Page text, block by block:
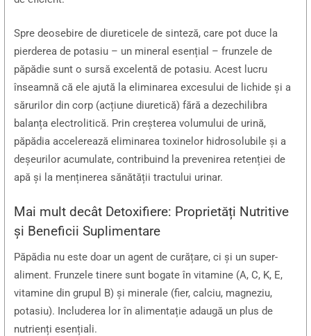
Spre deosebire de diureticele de sinteză, care pot duce la
pierderea de potasiu – un mineral esențial – frunzele de
păpădie sunt o sursă excelentă de potasiu. Acest lucru
înseamnă că ele ajută la eliminarea excesului de lichide și a
sărurilor din corp (acțiune diuretică) fără a dezechilibra
balanța electrolitică. Prin creșterea volumului de urină,
păpădia accelerează eliminarea toxinelor hidrosolubile și a
deșeurilor acumulate, contribuind la prevenirea retenției de
apă și la menținerea sănătății tractului urinar.
Mai mult decât Detoxifiere: Proprietăți Nutritive
și Beneficii Suplimentare
Păpădia nu este doar un agent de curățare, ci și un super-
aliment. Frunzele tinere sunt bogate în vitamine (A, C, K, E,
vitamine din grupul B) și minerale (fier, calciu, magneziu,
potasiu). Includerea lor în alimentație adaugă un plus de
nutrienți esențiali.